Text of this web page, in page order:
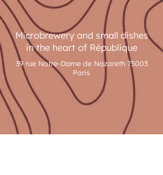
Microbrewery and small dishes
in the heart of République
39 rue Notre-Dame de Nazareth 75003
Paris